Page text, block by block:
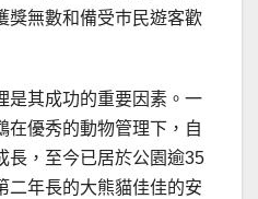
獎無數和備受巿民遊客歡
是其成功的重要因素。一
在優秀的動物管理下，自
長，至今已居於公園逾35
二年長的大熊貓佳佳的安